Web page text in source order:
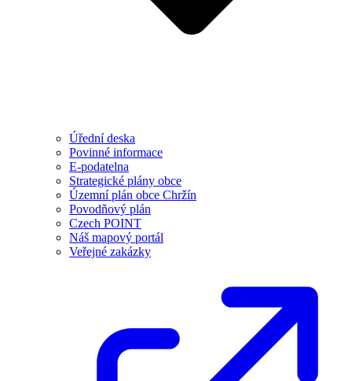
Úřední deska
Povinné informace
E-podatelna
Strategické plány obce
Územní plán obce Chržín
Povodňový plán
Czech POINT
Náš mapový portál
Veřejné zakázky